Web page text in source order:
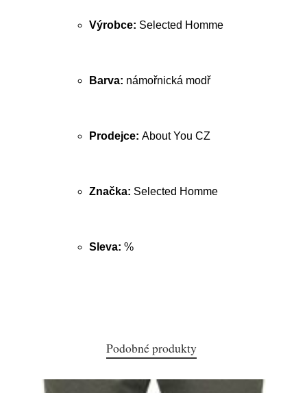
Výrobce: Selected Homme
Barva: námořnická modř
Prodejce: About You CZ
Značka: Selected Homme
Sleva: %
Podobné produkty